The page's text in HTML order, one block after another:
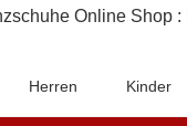
Herren Kinder